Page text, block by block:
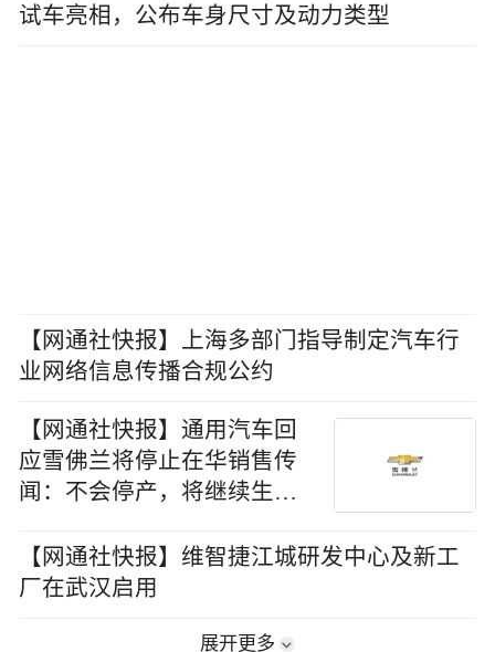
试车亮相，公布车身尺寸及动力类型
【网通社快报】上海多部门指导制定汽车行
业网络信息传播合规公约
【网通社快报】通用汽车回
应雪佛兰将停止在华销售传
闻：不会停产，将继续生产
【网通社快报】维智捷江城研发中心及新工
厂在武汉启用
展开更多